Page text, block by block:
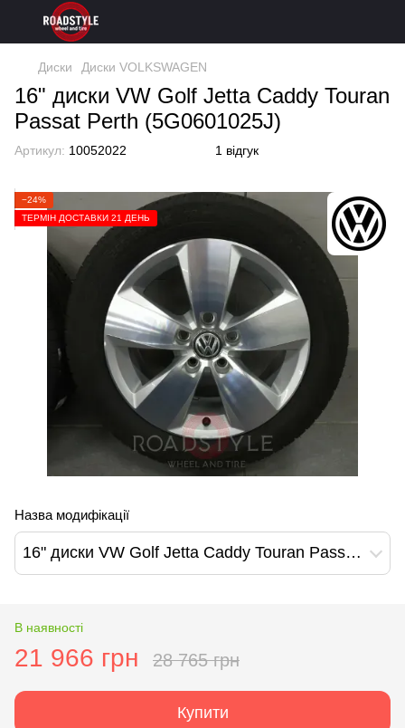
Диски Диски VOLKSWAGEN
16" диски VW Golf Jetta Caddy Touran
Passat Perth (5G0601025J)
Артикул: 10052022 1 відгук
−24%
ТЕРМІН ДОСТАВКИ 21 ДЕНЬ
Назва модифікації
16" диски VW Golf Jetta Caddy Touran Passat Perth (5G0601025J)
В наявності
21 966 грн 28 765 грн
Купити